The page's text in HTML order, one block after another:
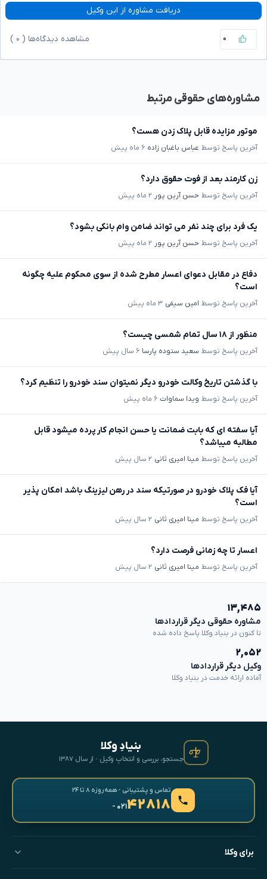
دریافت مشاوره از این وکیل
۰ مشاهده دیدگاه‌ها ( ۰
مشاوره‌های حقوقی مرتبط
موتور مزایده قابل پلاک زدن هست؟
آخرین پاسخ توسط عباس باغبان زاده ۶ ماه پیش
زن کارمند بعد از فوت حقوق دارد؟
آخرین پاسخ توسط حسن آرین پور ۲ ماه پیش
یک فرد برای چند نفر می تواند ضامن وام بانکی بشود؟
آخرین پاسخ توسط حسن آرین پور ۲ ماه پیش
دفاع در مقابل دعوای اعسار مطرح شده از سوی محکوم علیه چگونه
است؟
آخرین پاسخ توسط امین سیفی ۳ ماه پیش
منظور از ۱۸ سال تمام شمسی چیست؟
آخرین پاسخ توسط سعید ستوده پارسا ۶ سال پیش
با گذشتن تاریخ وکالت خودرو دیگر نمیتوان سند خودرو را تنظیم کرد؟
آخرین پاسخ توسط ویدا سماوات ۶ ماه پیش
آیا سفته ای که بابت ضمانت یا حسن انجام کار پرده میشود قابل
مطالبه میباشد؟
آخرین پاسخ توسط مینا امیری ثانی ۲ سال پیش
آیا فک پلاک خودرو در صورتیکه سند در رهن لیزینگ باشد امکان پذیر
است؟
آخرین پاسخ توسط مینا امیری ثانی ۲ سال پیش
اعسار تا چه زمانی فرصت دارد؟
آخرین پاسخ توسط مینا امیری ثانی ۲ سال پیش
۱۳,۴۸۵
مشاوره حقوقی دیگر قراردادها
تا کنون در بنیاد وکلا پاسخ داده شده
۲,۰۵۲
وکیل دیگر قراردادها
آماده ارائه خدمت در بنیاد وکلا
بنیادِ وکلا
جستجو، بررسی و انتخابِ وکیل · از سال ۱۳۸۷
تماس و پشتیبانی · همه‌روزه ۸ تا ۲۴
۴۲۸۱۸- ۰۲۱
برای وکلا